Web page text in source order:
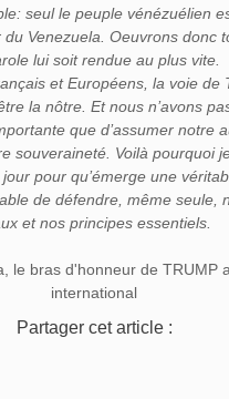
seul le peuple vénézuélien
du Venezuela. Oeuvrons donc
lui soit rendue au plus vite.
et Européens, la voie de
la nôtre. Et nous n’avons
que d’assumer notre
souveraineté. Voilà pourquoi
pour qu’émerge une
de défendre, même seule,
et nos principes essentiels.
Partager cet article :